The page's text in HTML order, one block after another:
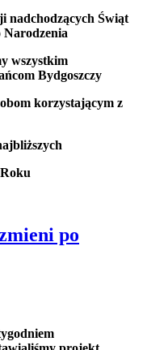
nadchodzących Świąt
Narodzenia
wszystkim
Bydgoszczy
korzystającym z
po